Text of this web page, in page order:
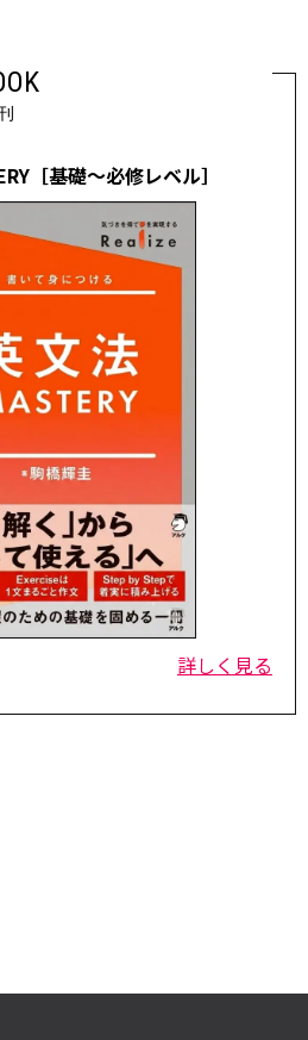
［基礎～必修レベル］
詳しく見る